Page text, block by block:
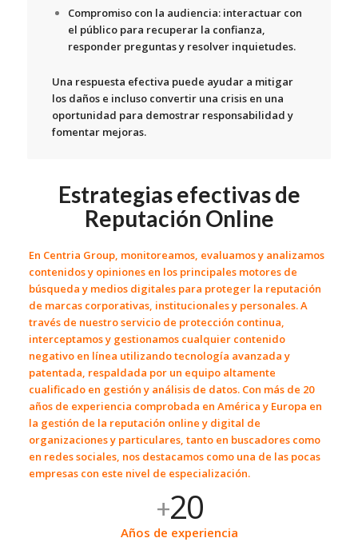
Compromiso con la audiencia:interactuar con
el público para recuperar la confianza,
responder preguntas y resolver inquietudes.
Una respuesta efectiva puede ayudar a mitigar
los daños e incluso convertir una crisis en una
oportunidad para demostrar responsabilidad y
fomentar mejoras.
Estrategias efectivas de
Reputación Online
En Centria Group, monitoreamos, evaluamos y analizamos
contenidos y opiniones en los principales motores de
búsqueda y medios digitales para proteger la reputación
de marcas corporativas, institucionales y personales. A
través de nuestro servicio de protección continua,
interceptamos y gestionamos cualquier contenido
negativo en línea utilizando tecnología avanzada y
patentada, respaldada por un equipo altamente
cualificado en gestión y análisis de datos. Con más de 20
años de experiencia comprobada en América y Europa en
la gestión de la reputación onliney digital de
organizaciones y particulares, tanto en buscadores como
en redes sociales, nos destacamos como una de las pocas
empresas con este nivel de especialización.
+20
Años de experiencia